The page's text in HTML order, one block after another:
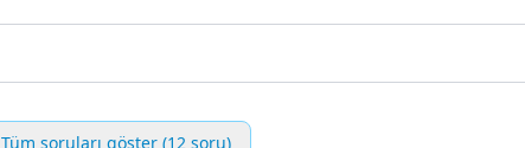
Tüm soruları göster (12 soru)